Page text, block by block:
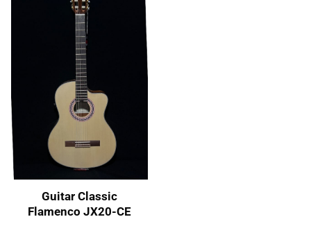
Guitar Classic
Flamenco JX20-CE